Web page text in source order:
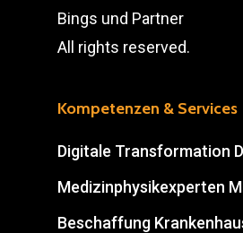
Bings und Partner
All rights reserved.
Kompetenzen & Services
Digitale Transformation
Medizinphysikexperten
Beschaffung